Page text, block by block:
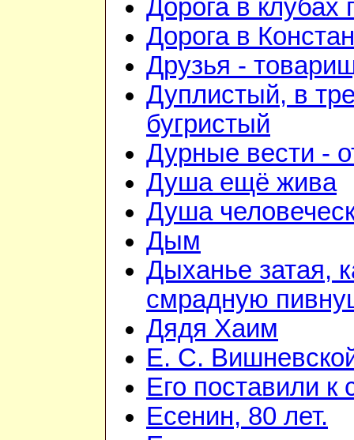
Дорога в клубах
Дорога в
Друзья -
Дуплистый, в
бугристый
Дурные вести -
Душа ещё жива
Душа
Дым
Дыханье затая,
смрадную
Дядя Хаим
Е. С.
Его поставили к
Есенин, 80 лет.